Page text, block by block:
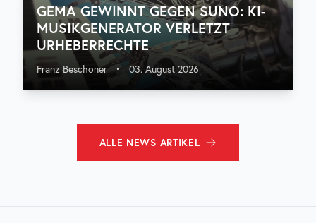
GEMA GEWINNT GEGEN SUNO: KI-
MUSIKGENERATOR VERLETZT
URHEBERRECHTE
Franz Beschoner • 03. August 2026
ALLE NEWS ARTIKEL